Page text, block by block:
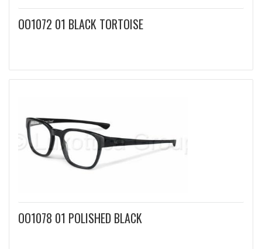
OO1072 01 BLACK TORTOISE
OO1078 01 POLISHED BLACK